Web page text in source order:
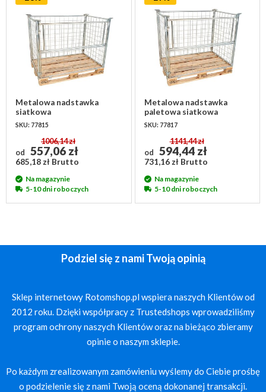
Metalowa nadstawka
siatkowa
1200x800x1000mm,
SKU: 77815
od
1006,14 zł
557,06 zł
685,18 zł Brutto
Na magazynie
5-10 dni roboczych
Metalowa nadstawka
paletowa siatkowa
1200x800x1200mm,
SKU: 77817
od
1141,44 zł
594,44 zł
731,16 zł Brutto
Na magazynie
5-10 dni roboczych
Podziel się z nami Twoją opinią
Sklep internetowy Rotomshop.pl wspiera naszych Klientów od
2012 roku. Dzięki współpracy z Trustedshops wprowadziliśmy
program ochrony naszych Klientów oraz na bieżąco zbieramy
opinie o naszym sklepie.
Po każdym zrealizowanym zamówieniu wyślemy do Ciebie prośbę
o podzielenie się z nami Twoją oceną dokonanej transakcji.